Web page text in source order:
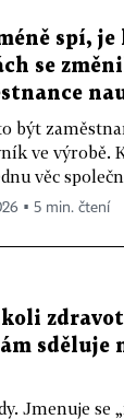
spí,
se
být
ve výrobě.
věc
▪ 5 min. čtení
sděluje
Jmenuje se